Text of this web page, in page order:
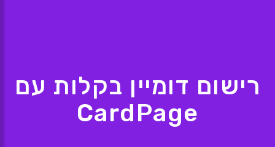
רישום דומיין בקלות עם
CardPage